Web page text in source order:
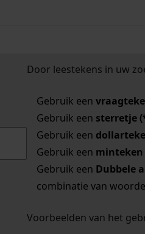
Door leestekens in uw
Gebruik een
Gebruik een sterretje
Gebruik een
Gebruik een minteken
Gebruik een Dubbele
combinatie van
Voorbeelden van het